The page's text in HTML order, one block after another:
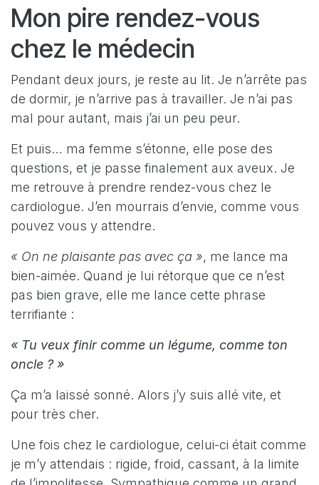
Mon pire rendez-vous
chez le médecin
Pendant deux jours, je reste au lit. Je n’arrête pas
de dormir, je n’arrive pas à travailler. Je n’ai pas
mal pour autant, mais j’ai un peu peur.
Et puis… ma femme s’étonne, elle pose des
questions, et je passe finalement aux aveux. Je
me retrouve à prendre rendez-vous chez le
cardiologue. J’en mourrais d’envie, comme vous
pouvez vous y attendre.
« On ne plaisante pas avec ça », me lance ma
bien-aimée. Quand je lui rétorque que ce n’est
pas bien grave, elle me lance cette phrase
terrifiante :
« Tu veux finir comme un légume, comme ton
oncle ? »
Ça m’a laissé sonné. Alors j’y suis allé vite, et
pour très cher.
Une fois chez le cardiologue, celui-ci était comme
je m’y attendais : rigide, froid, cassant, à la limite